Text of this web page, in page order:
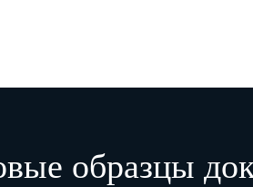
образцы